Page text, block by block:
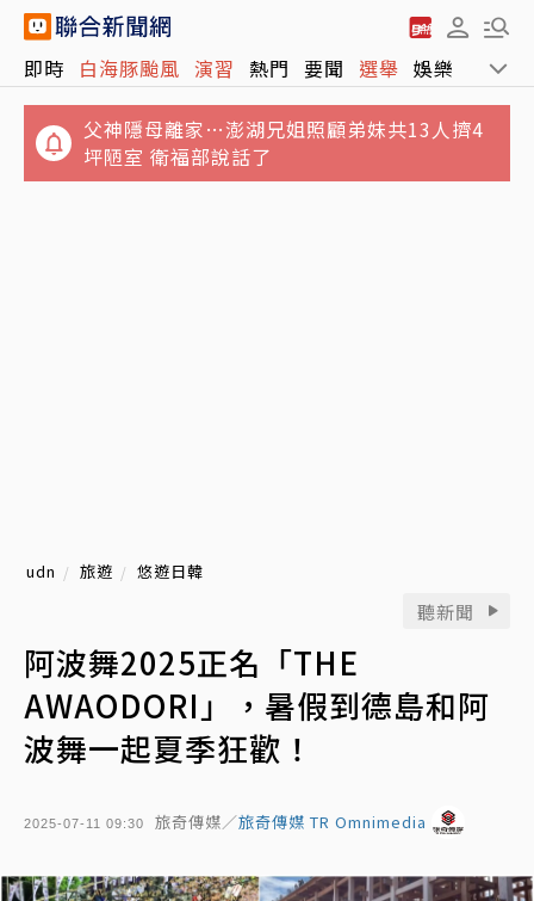
即時 白海豚颱風 演習 熱門 要聞 選舉 娛樂 運動
父神隱母離家…澎湖兄姐照顧弟妹共13人擠4
坪陋室 衛福部說話了
毒駕家屬「馬克」的告白／我哥就是「移動式
神主牌」
udn 旅遊 悠遊日韓
聽新聞
阿波舞2025正名「THE
AWAODORI」，暑假到德島和阿
波舞一起夏季狂歡！
2025-07-11 09:30 旅奇傳媒／旅奇傳媒 TR Omnimedia